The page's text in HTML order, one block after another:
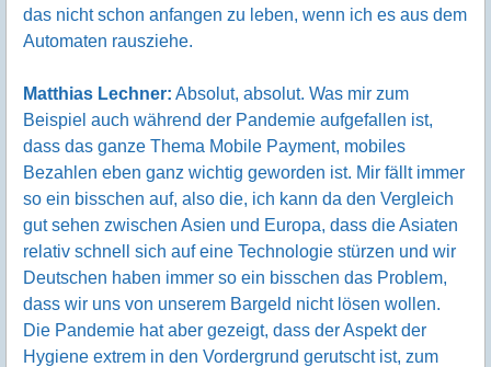
das nicht schon anfangen zu leben, wenn ich es aus dem
Automaten rausziehe.
Matthias Lechner: Absolut, absolut. Was mir zum
Beispiel auch während der Pandemie aufgefallen ist,
dass das ganze Thema Mobile Payment, mobiles
Bezahlen eben ganz wichtig geworden ist. Mir fällt immer
so ein bisschen auf, also die, ich kann da den Vergleich
gut sehen zwischen Asien und Europa, dass die Asiaten
relativ schnell sich auf eine Technologie stürzen und wir
Deutschen haben immer so ein bisschen das Problem,
dass wir uns von unserem Bargeld nicht lösen wollen.
Die Pandemie hat aber gezeigt, dass der Aspekt der
Hygiene extrem in den Vordergrund gerutscht ist, zum